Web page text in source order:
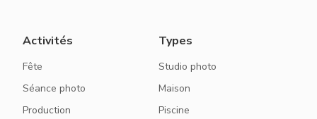
Activités
Fête
Séance photo
Production
Types
Studio photo
Maison
Piscine